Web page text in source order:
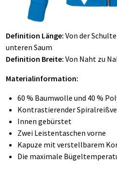
Definition Länge: Von der
unteren Saum
Definition Breite: Von Naht zu
Materialinformation:
60 % Baumwolle und 40 %
Kontrastierender
Innen gebürstet
Zwei Leistentaschen vorne
Kapuze mit verstellbarem
Die maximale